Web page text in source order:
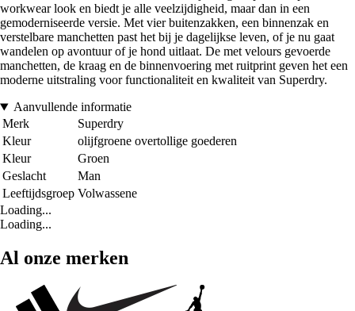
workwear look en biedt je alle veelzijdigheid, maar dan in een
gemoderniseerde versie. Met vier buitenzakken, een binnenzak en
verstelbare manchetten past het bij je dagelijkse leven, of je nu gaat
wandelen op avontuur of je hond uitlaat. De met velours gevoerde
manchetten, de kraag en de binnenvoering met ruitprint geven het een
moderne uitstraling voor functionaliteit en kwaliteit van Superdry.
Aanvullende informatie
Merk
Superdry
Kleur
olijfgroene overtollige goederen
Kleur
Groen
Geslacht
Man
Leeftijdsgroep Volwassene
Loading...
Loading...
Al onze merken